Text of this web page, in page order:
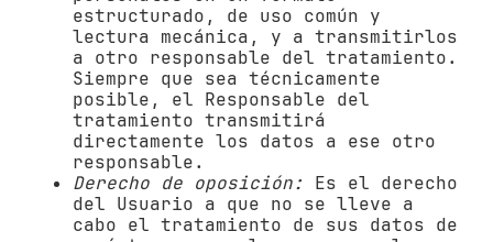
estructurado, de uso común y
lectura mecánica, y a transmitirlos
a otro responsable del tratamiento.
Siempre que sea técnicamente
posible, el Responsable del
tratamiento transmitirá
directamente los datos a ese otro
responsable.
Derecho de oposición:
Es el derecho
del Usuario a que no se lleve a
cabo el tratamiento de sus datos de